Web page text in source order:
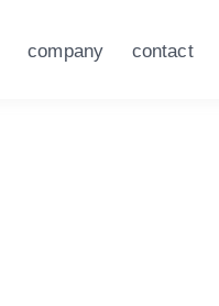
company contact